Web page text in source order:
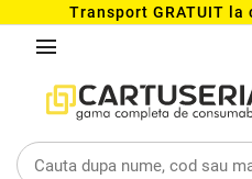
Transport GRATUIT
menu